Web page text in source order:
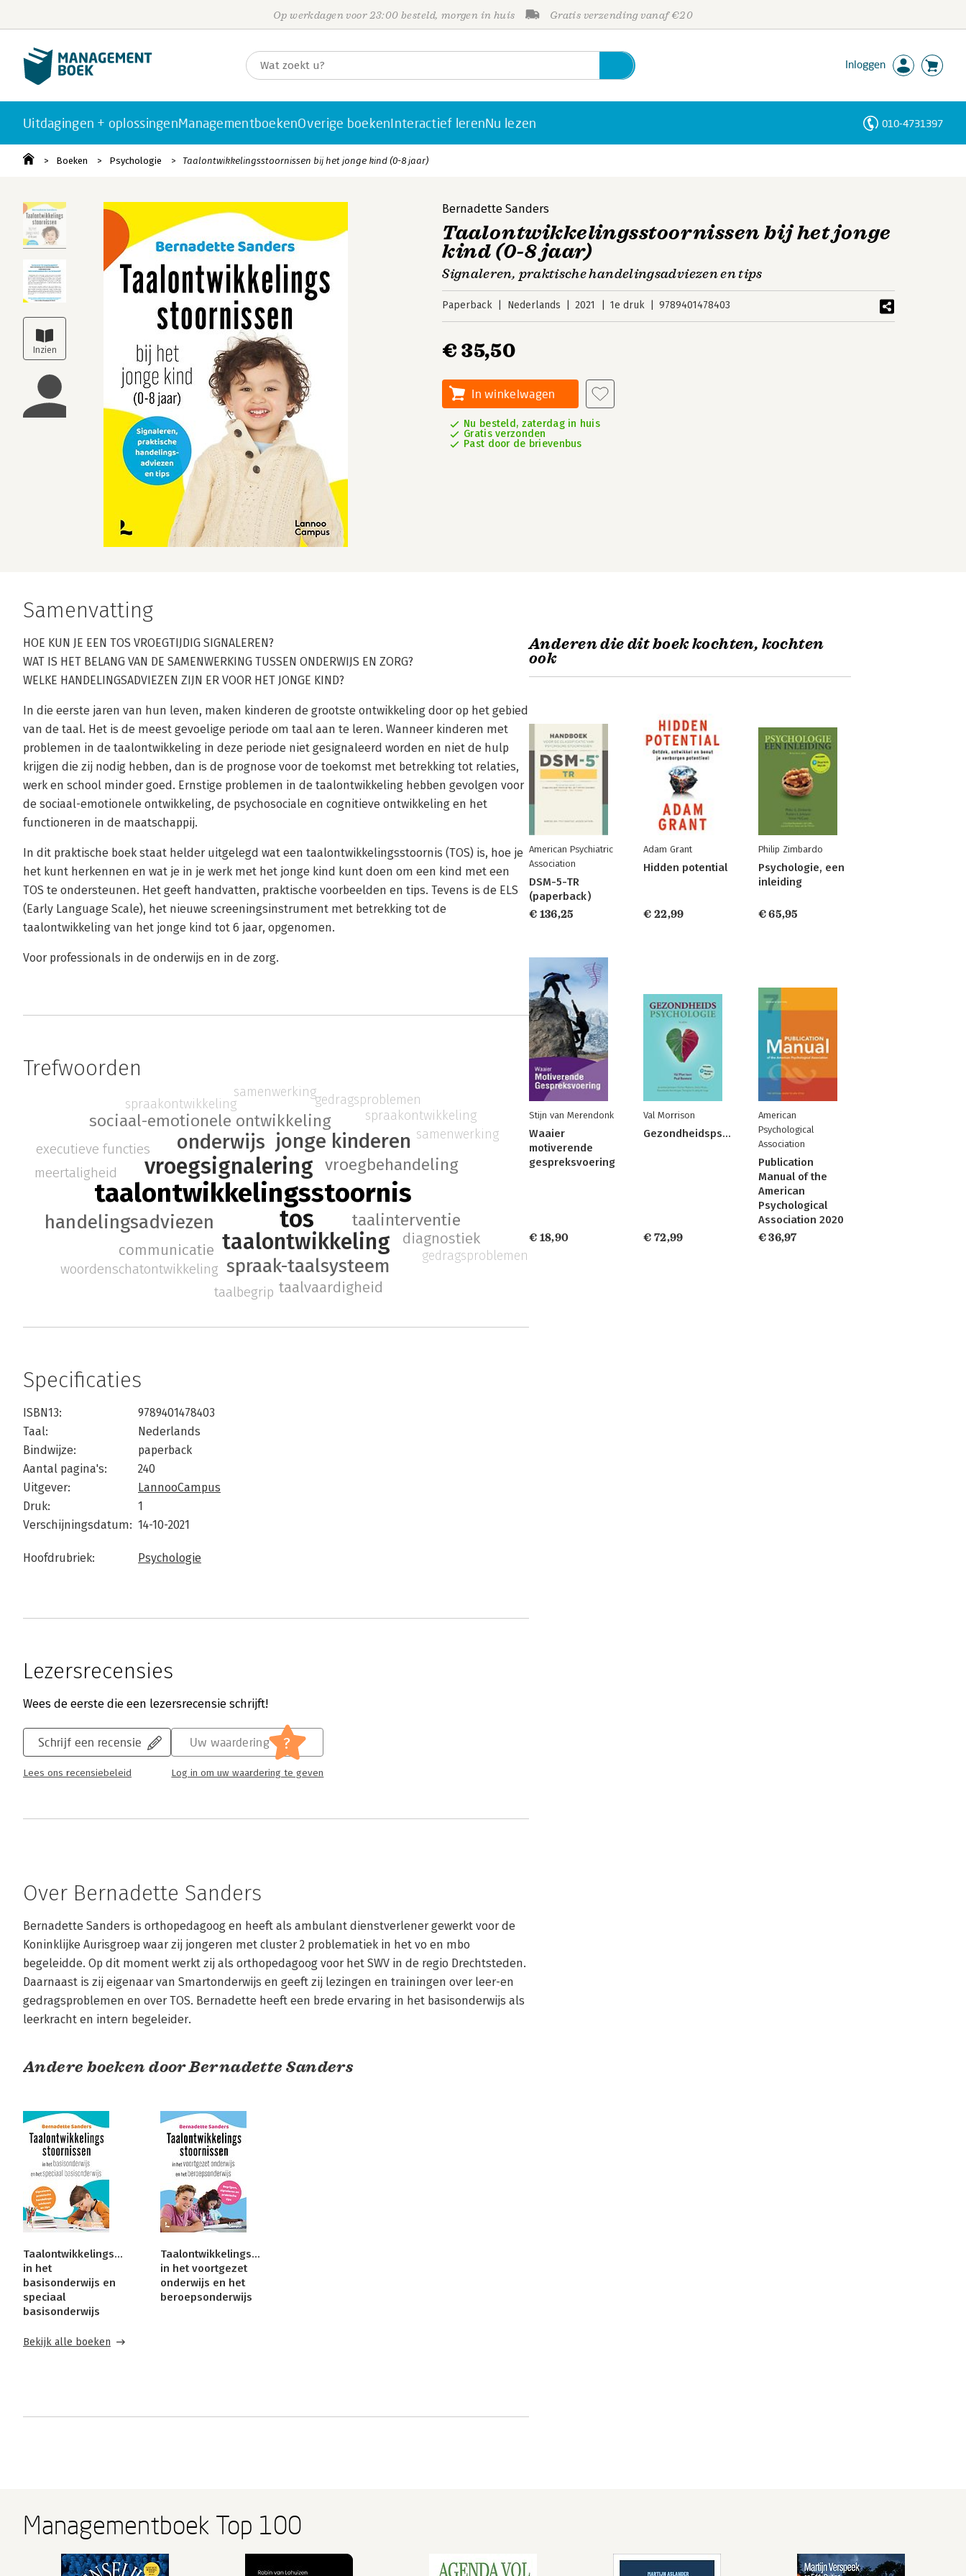
Op werkdagen voor 23:00 besteld, morgen in huis Gratis verzending vanaf €20
Inloggen
Uitdagingen + oplossingenManagementboekenOverige boekenInteractief lerenNu lezen 010-4731397
Boeken Psychologie Taalontwikkelingsstoornissen bij het jonge kind (0-8 jaar)
Bernadette Sanders
Taalontwikkelingsstoornissen bij het jonge
kind (0-8 jaar)
Signaleren, praktische handelingsadviezen en tips
Paperback Nederlands 2021 1e druk 9789401478403
€ 35,50
In winkelwagen
Nu besteld, zaterdag in huis
Gratis verzonden
Past door de brievenbus
Samenvatting
HOE KUN JE EEN TOS VROEGTIJDIG SIGNALEREN?
WAT IS HET BELANG VAN DE SAMENWERKING TUSSEN ONDERWIJS EN ZORG?
WELKE HANDELINGSADVIEZEN ZIJN ER VOOR HET JONGE KIND?
In die eerste jaren van hun leven, maken kinderen de grootste ontwikkeling door op het gebied
van de taal. Het is de meest gevoelige periode om taal aan te leren. Wanneer kinderen met
problemen in de taalontwikkeling in deze periode niet gesignaleerd worden en niet de hulp
krijgen die zij nodig hebben, dan is de prognose voor de toekomst met betrekking tot relaties,
werk en school minder goed. Ernstige problemen in de taalontwikkeling hebben gevolgen voor
de sociaal-emotionele ontwikkeling, de psychosociale en cognitieve ontwikkeling en het
functioneren in de maatschappij.
In dit praktische boek staat helder uitgelegd wat een taalontwikkelingsstoornis (TOS) is, hoe je
het kunt herkennen en wat je in je werk met het jonge kind kunt doen om een kind met een
TOS te ondersteunen. Het geeft handvatten, praktische voorbeelden en tips. Tevens is de ELS
(Early Language Scale), het nieuwe screeningsinstrument met betrekking tot de
taalontwikkeling van het jonge kind tot 6 jaar, opgenomen.
Voor professionals in de onderwijs en in de zorg.
Trefwoorden
taalontwikkelingsstoornis
tos
vroegsignalering
taalontwikkeling
onderwijs jonge kinderen
spraak-taalsysteem
handelingsadviezen
vroegbehandeling
sociaal-emotionele ontwikkeling
taalinterventie
communicatie
taalvaardigheid
diagnostiek
taalbegrip
woordenschatontwikkeling
executieve functies
meertaligheid
spraakontwikkeling
samenwerking
gedragsproblemen
spraakontwikkeling
samenwerking
gedragsproblemen
Specificaties
ISBN13:
9789401478403
Taal:
Nederlands
Bindwijze:
paperback
Aantal pagina's:
240
Uitgever:
LannooCampus
Druk:
1
Verschijningsdatum: 14-10-2021
Hoofdrubriek: Psychologie
Lezersrecensies
Wees de eerste die een lezersrecensie schrijft!
Schrijf een recensie
Lees ons recensiebeleid
Uw waardering ?
Log in om uw waardering te geven
Over Bernadette Sanders
Bernadette Sanders is orthopedagoog en heeft als ambulant dienstverlener gewerkt voor de
Koninklijke Aurisgroep waar zij jongeren met cluster 2 problematiek in het vo en mbo
begeleidde. Op dit moment werkt zij als orthopedagoog voor het SWV in de regio Drechtsteden.
Daarnaast is zij eigenaar van Smartonderwijs en geeft zij lezingen en trainingen over leer-en
gedragsproblemen en over TOS. Bernadette heeft een brede ervaring in het basisonderwijs als
leerkracht en intern begeleider.
Andere boeken door Bernadette Sanders
Taalontwikkelingsstoornissen
in het
basisonderwijs en
speciaal
basisonderwijs
Taalontwikkelingsstoornissen
in het voortgezet
onderwijs en het
beroepsonderwijs
Bekijk alle boeken
Anderen die dit boek kochten, kochten
ook
American Psychiatric
Association
DSM-5-TR
(paperback)
€ 136,25
Adam Grant
Hidden potential
€ 22,99
Philip Zimbardo
Psychologie, een
inleiding
€ 65,95
Stijn van Merendonk
Waaier
motiverende
gespreksvoering
€ 18,90
Val Morrison
Gezondheidspsychologie
€ 72,99
American
Psychological
Association
Publication
Manual of the
American
Psychological
Association 2020
€ 36,97
Managementboek Top 100
Personen